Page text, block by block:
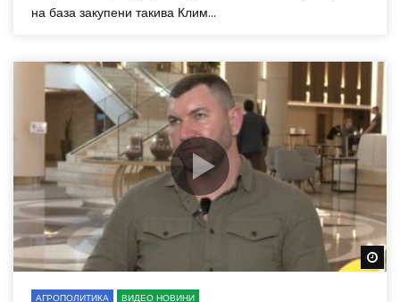
на база закупени такива Клим...
АГРОПОЛИТИКА ВИДЕО НОВИНИ